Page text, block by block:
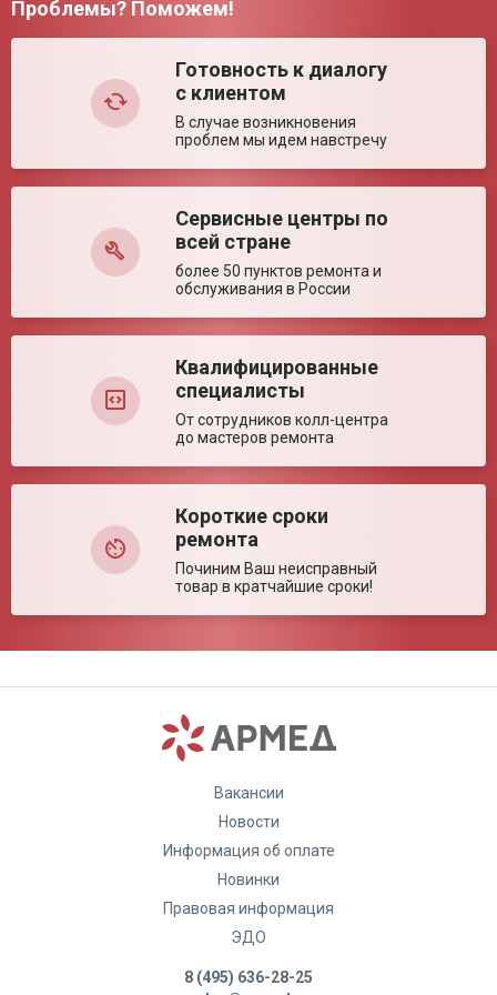
Грузоподъемность
Ширина сиденья (±
465 мм
460 мм
200/610 мм
Высота сиденья (±
500 мм
4-80°
Ключевые преимущества
Особенности Высокая, регулируемая по углу спинка.
Оставить отзыв
Проблемы? Поможем!
Готовность к диалогу
с клиентом
В случае возникновения
проблем мы идем навстречу
Сервисные центры по
всей стране
более 50 пунктов ремонта и
обслуживания в России
Квалифицированные
специалисты
От сотрудников колл-центра
до мастеров ремонта
Короткие сроки
ремонта
Починим Ваш неисправный
товар в кратчайшие сроки!
Вакансии
Новости
Информация об оплате
Новинки
Правовая информация
ЭДО
8 (495) 636-28-25